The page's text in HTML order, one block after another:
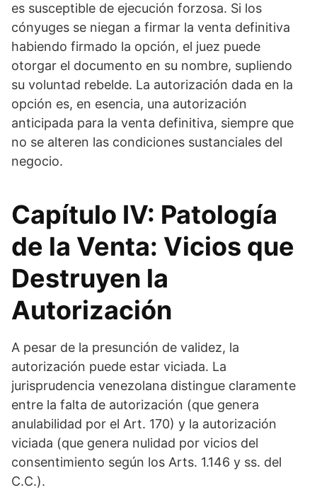
es susceptible de ejecución forzosa. Si los
cónyuges se niegan a firmar la venta definitiva
habiendo firmado la opción, el juez puede
otorgar el documento en su nombre, supliendo
su voluntad rebelde. La autorización dada en la
opción es, en esencia, una autorización
anticipada para la venta definitiva, siempre que
no se alteren las condiciones sustanciales del
negocio.
Capítulo IV: Patología
de la Venta: Vicios que
Destruyen la
Autorización
A pesar de la presunción de validez, la
autorización puede estar viciada. La
jurisprudencia venezolana distingue claramente
entre la falta de autorización (que genera
anulabilidad por el Art. 170) y la autorización
viciada (que genera nulidad por vicios del
consentimiento según los Arts. 1.146 y ss. del
C.C.).